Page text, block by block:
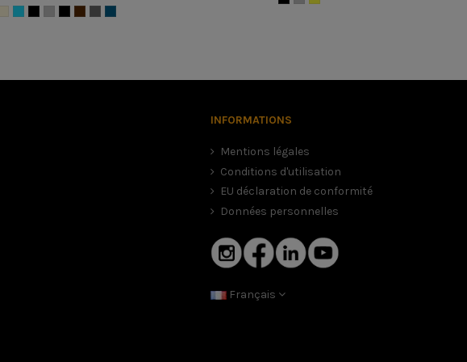
la plus petite. Il vaut mieux un casque légèrement trop petit avec un peu
INFORMATIONS
Mentions légales
Conditions d'utilisation
EU déclaration de conformité
Données personnelles
Français